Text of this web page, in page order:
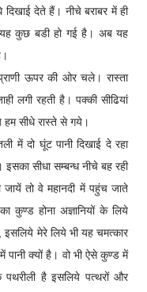
देते हैं। नीचे बराबर में ही
कुछ बडी हो गई है। अब यह
ऊपर की ओर चले। रास्ता
लगी रहती है। पक्की सीढियां
सीधे रास्ते से गये।
में दो घूंट पानी दिखाई दे रहा
सीधा सम्बन्ध नीचे बह रही
तो वे महानदी में पहुंच जाते
कुण्ड होना अज्ञानियों के लिये
इसलिये मेरे लिये भी यह चमत्कार
पानी क्यों है। वो भी ऐसे कुण्ड में
पथरीली है इसलिये पत्थरों और